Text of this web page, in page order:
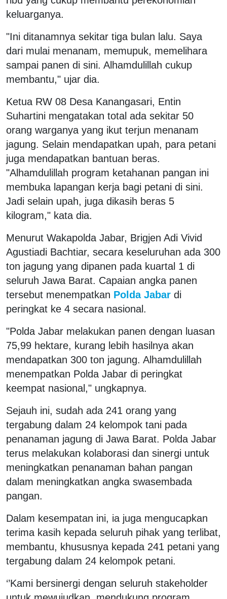
keluarganya.
"Ini ditanamnya sekitar tiga bulan lalu. Saya
dari mulai menanam, memupuk, memelihara
sampai panen di sini. Alhamdulillah cukup
membantu," ujar dia.
Ketua RW 08 Desa Kanangasari, Entin
Suhartini mengatakan total ada sekitar 50
orang warganya yang ikut terjun menanam
jagung. Selain mendapatkan upah, para petani
juga mendapatkan bantuan beras.
"Alhamdulillah program ketahanan pangan ini
membuka lapangan kerja bagi petani di sini.
Jadi selain upah, juga dikasih beras 5
kilogram," kata dia.
Menurut Wakapolda Jabar, Brigjen Adi Vivid
Agustiadi Bachtiar, secara keseluruhan ada 300
ton jagung yang dipanen pada kuartal 1 di
seluruh Jawa Barat. Capaian angka panen
tersebut menempatkan Polda Jabar di
peringkat ke 4 secara nasional.
"Polda Jabar melakukan panen dengan luasan
75,99 hektare, kurang lebih hasilnya akan
mendapatkan 300 ton jagung. Alhamdulillah
menempatkan Polda Jabar di peringkat
keempat nasional," ungkapnya.
Sejauh ini, sudah ada 241 orang yang
tergabung dalam 24 kelompok tani pada
penanaman jagung di Jawa Barat. Polda Jabar
terus melakukan kolaborasi dan sinergi untuk
meningkatkan penanaman bahan pangan
dalam meningkatkan angka swasembada
pangan.
Dalam kesempatan ini, ia juga mengucapkan
terima kasih kepada seluruh pihak yang terlibat,
membantu, khususnya kepada 241 petani yang
tergabung dalam 24 kelompok petani.
‘’Kami bersinergi dengan seluruh stakeholder